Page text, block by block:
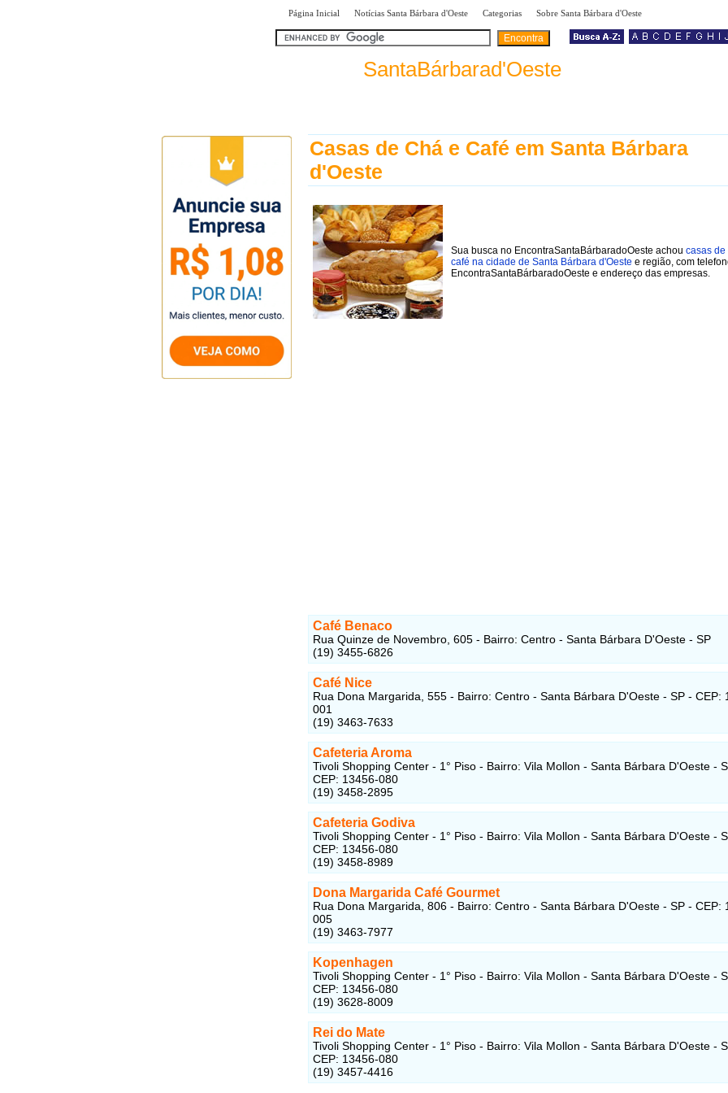
Página Inicial Notícias Santa Bárbara d'Oeste Categorias Sobre Santa Bárbara d'Oeste
SantaBárbarad'Oeste
Casas de Chá e Café em Santa Bárbara
d'Oeste
Sua busca no EncontraSantaBárbaradoOeste achou casas de
café na cidade de Santa Bárbara d'Oeste e região, com
EncontraSantaBárbaradoOeste e endereço das empresas.
Café Benaco
Rua Quinze de Novembro, 605 - Bairro: Centro - Santa Bárbara D'Oeste - SP
(19) 3455-6826
Café Nice
Rua Dona Margarida, 555 - Bairro: Centro - Santa Bárbara D'Oeste - SP - CEP:
001
(19) 3463-7633
Cafeteria Aroma
Tivoli Shopping Center - 1° Piso - Bairro: Vila Mollon - Santa Bárbara D'Oeste -
CEP: 13456-080
(19) 3458-2895
Cafeteria Godiva
Tivoli Shopping Center - 1° Piso - Bairro: Vila Mollon - Santa Bárbara D'Oeste -
CEP: 13456-080
(19) 3458-8989
Dona Margarida Café Gourmet
Rua Dona Margarida, 806 - Bairro: Centro - Santa Bárbara D'Oeste - SP - CEP:
005
(19) 3463-7977
Kopenhagen
Tivoli Shopping Center - 1° Piso - Bairro: Vila Mollon - Santa Bárbara D'Oeste -
CEP: 13456-080
(19) 3628-8009
Rei do Mate
Tivoli Shopping Center - 1° Piso - Bairro: Vila Mollon - Santa Bárbara D'Oeste -
CEP: 13456-080
(19) 3457-4416